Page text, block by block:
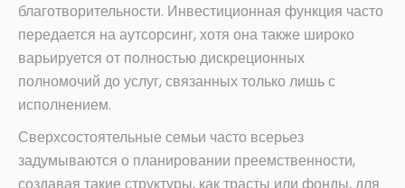
благотворительности. Инвестиционная функция часто
передается на аутсорсинг, хотя она также широко
варьируется от полностью дискреционных
полномочий до услуг, связанных только лишь с
исполнением.
Сверхсостоятельные семьи часто всерьез
задумываются о планировании преемственности,